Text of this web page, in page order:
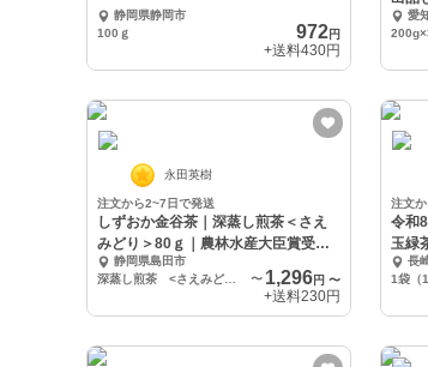
静岡県静岡市
100ｇ
972円
+送料430円
本セ
愛
永田英樹
注文から2~7日で発送
しずおか金谷茶｜深蒸し煎茶＜さえ
みどり＞80ｇ｜農林水産大臣賞受賞
園 静岡県島田市
〜 1,296円 〜
+送料230円
注文
令和
長
1袋（